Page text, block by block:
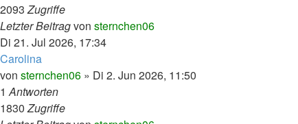
2093Zugriffe
Letzter Beitragvon sternchen06
Di 21. Jul 2026, 17:34
Carolina
von sternchen06 » Di 2. Jun 2026, 11:50
1Antworten
1830Zugriffe